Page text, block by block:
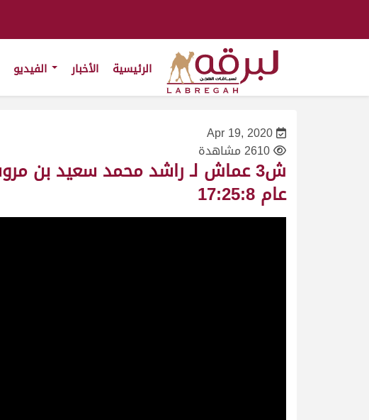
الرئيسية الأخبار
Apr 19, 2020
2610 مشاهدة
عام 17:25:8